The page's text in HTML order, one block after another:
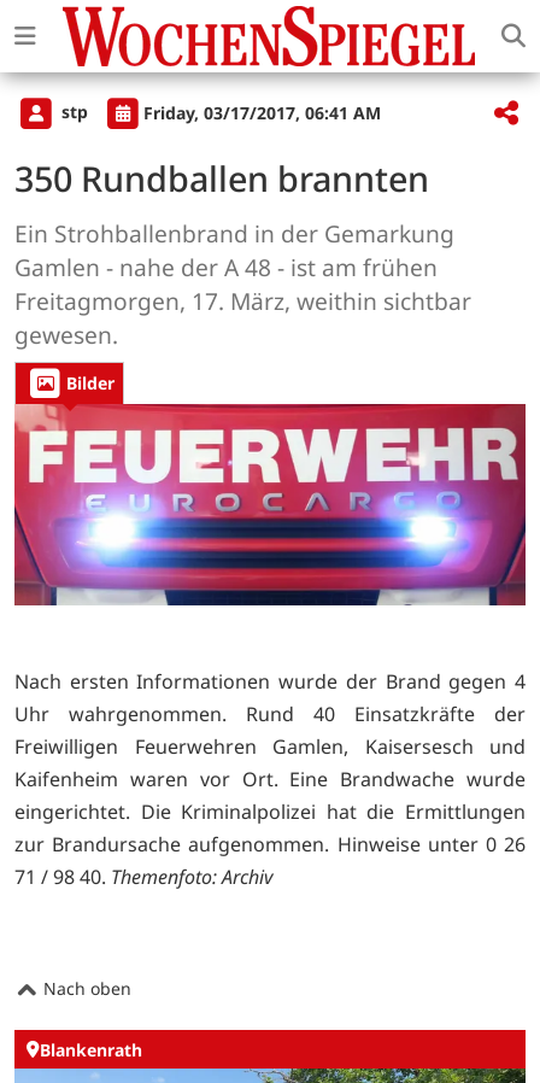
stp Friday, 03/17/2017, 06:41 AM
350 Rundballen brannten
Ein Strohballenbrand in der Gemarkung
Gamlen - nahe der A 48 - ist am frühen
Freitagmorgen, 17. März, weithin sichtbar
gewesen.
Bilder
Nach ersten Informationen wurde der Brand gegen 4
Uhr wahrgenommen. Rund 40 Einsatzkräfte der
Freiwilligen Feuerwehren Gamlen, Kaisersesch und
Kaifenheim waren vor Ort. Eine Brandwache wurde
eingerichtet. Die Kriminalpolizei hat die Ermittlungen
zur Brandursache aufgenommen. Hinweise unter 0 26
71 / 98 40. Themenfoto: Archiv
Nach oben
Blankenrath